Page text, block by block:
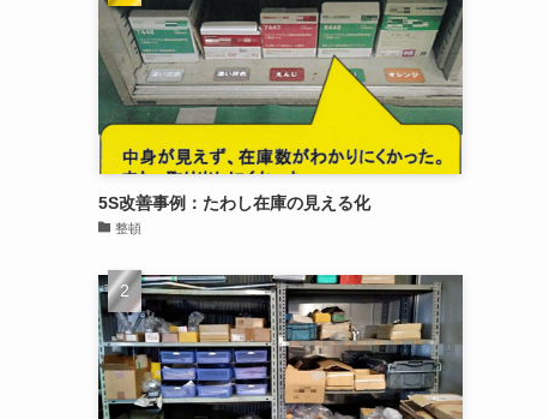
5S改善事例：たわし在庫の見える化
整頓